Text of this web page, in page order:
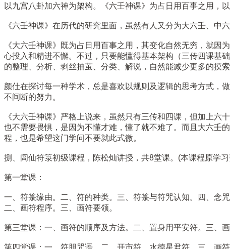
以九宫八卦加六神为架构。《六壬神课》为占日用百事之用，
《六壬神课》在历代的研究里面，虽然有人又分为大六壬、中
《大六壬神课》既为占日用百事之用，其变化自然无穷，就
心投入和精进不懈。不过，只要能懂得基本架构（三传四课基
的整理、分析、剥丝抽茧、分类、解说，自然能减少更多的摸
颜仕在探讨每一种学术，总是喜欢以规则及逻辑的思考方式，
不间断的努力。
《大六壬神课》严格上说来，虽然只有三传和四课，但加上
也不需要畏惧，是因为不懂才难，懂了就不难了。而且大六壬
程，也是希望这门学问不要就此式微。
捌、闾仙符箓初级课程，陈松灿讲授，共8堂课。(本课程原学
第一堂课：
一、符箓缘由。二、符的种类。三、符箓与符咒认知。四、念
二、画符程序。三、画符要领。
第三堂课：一、画符的顺序及方法。二、置身用平安符。三、
第四堂课：一、符胆咒语。二、开市符、水德星君符。三、画